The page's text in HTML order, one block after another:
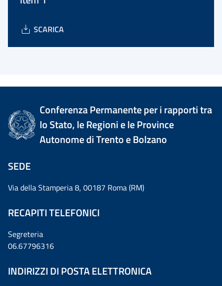
SCARICA
Conferenza Permanente per i rapporti tra
lo Stato, le Regioni e le Province
Autonome di Trento e Bolzano
SEDE
Via della Stamperia 8, 00187 Roma (RM)
RECAPITI TELEFONICI
Segreteria
06.67796316
INDIRIZZI DI POSTA ELETTRONICA